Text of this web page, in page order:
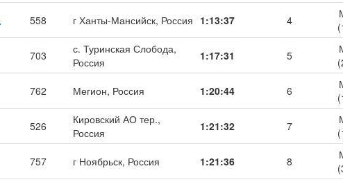
558 г Ханты-Мансийск, Россия 1:13:37 4
703
с. Туринская Слобода,
Россия
1:17:31 5
762 Мегион, Россия 1:20:44 6
526
Кировский АО тер.,
Россия
1:21:32 7
757 г Ноябрьск, Россия 1:21:36 8